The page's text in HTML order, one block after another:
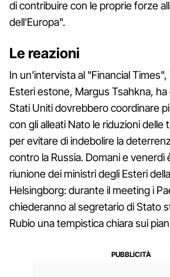
di contribuire con le proprie forze
dell'Europa".
Le reazioni
In un'intervista al "Financial
Esteri estone, Margus Tsahkna, ha
Stati Uniti dovrebbero coordinare
con gli alleati Nato le riduzioni delle
per evitare di indebolire la
contro la Russia. Domani e venerdì
riunione dei ministri degli Esteri
Helsingborg: durante il meeting i
chiederanno al segretario di Stato
Rubio una tempistica chiara sui